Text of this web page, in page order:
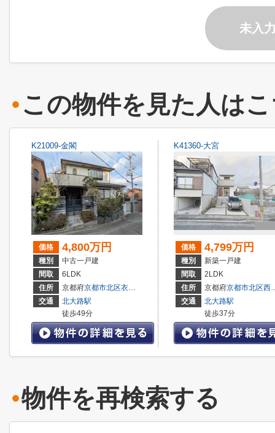
未入
この物件を見た人は
K21009-金閣
価格 4,800万円
種別
中古一戸建
間取
6LDK
住所
京都府京都市北区衣笠赤阪町
交通
北大路駅
徒歩49分
K41360-大宮
価格 4,799万円
種別
新築一戸建
間取
2LDK
住所
京都府京都市北区西賀茂大深町
交通
北大路駅
徒歩37分
物件を再検索する